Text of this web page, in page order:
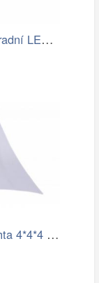
STILISTA zahradní LED slunečník s…
Sluneční plachta 4*4*4 m bílá